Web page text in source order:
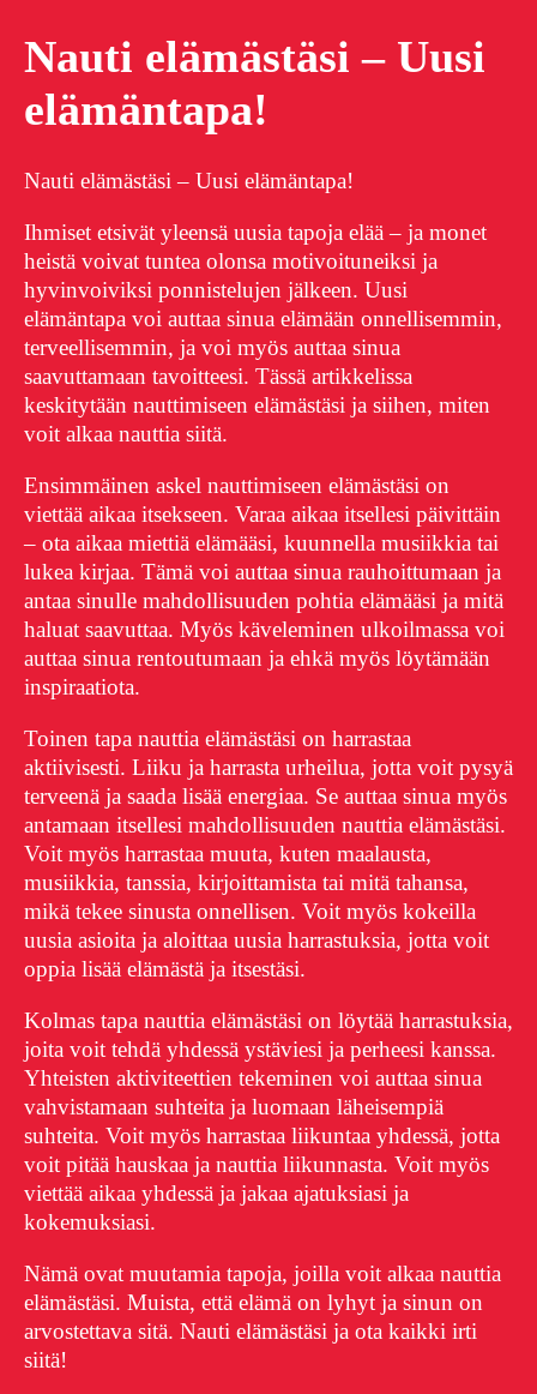
Nauti elämästäsi – Uusi
elämäntapa!
Nauti elämästäsi – Uusi elämäntapa!
Ihmiset etsivät yleensä uusia tapoja elää – ja monet
heistä voivat tuntea olonsa motivoituneiksi ja
hyvinvoiviksi ponnistelujen jälkeen. Uusi
elämäntapa voi auttaa sinua elämään onnellisemmin,
terveellisemmin, ja voi myös auttaa sinua
saavuttamaan tavoitteesi. Tässä artikkelissa
keskitytään nauttimiseen elämästäsi ja siihen, miten
voit alkaa nauttia siitä.
Ensimmäinen askel nauttimiseen elämästäsi on
viettää aikaa itsekseen. Varaa aikaa itsellesi päivittäin
– ota aikaa miettiä elämääsi, kuunnella musiikkia tai
lukea kirjaa. Tämä voi auttaa sinua rauhoittumaan ja
antaa sinulle mahdollisuuden pohtia elämääsi ja mitä
haluat saavuttaa. Myös käveleminen ulkoilmassa voi
auttaa sinua rentoutumaan ja ehkä myös löytämään
inspiraatiota.
Toinen tapa nauttia elämästäsi on harrastaa
aktiivisesti. Liiku ja harrasta urheilua, jotta voit pysyä
terveenä ja saada lisää energiaa. Se auttaa sinua myös
antamaan itsellesi mahdollisuuden nauttia elämästäsi.
Voit myös harrastaa muuta, kuten maalausta,
musiikkia, tanssia, kirjoittamista tai mitä tahansa,
mikä tekee sinusta onnellisen. Voit myös kokeilla
uusia asioita ja aloittaa uusia harrastuksia, jotta voit
oppia lisää elämästä ja itsestäsi.
Kolmas tapa nauttia elämästäsi on löytää harrastuksia,
joita voit tehdä yhdessä ystäviesi ja perheesi kanssa.
Yhteisten aktiviteettien tekeminen voi auttaa sinua
vahvistamaan suhteita ja luomaan läheisempiä
suhteita. Voit myös harrastaa liikuntaa yhdessä, jotta
voit pitää hauskaa ja nauttia liikunnasta. Voit myös
viettää aikaa yhdessä ja jakaa ajatuksiasi ja
kokemuksiasi.
Nämä ovat muutamia tapoja, joilla voit alkaa nauttia
elämästäsi. Muista, että elämä on lyhyt ja sinun on
arvostettava sitä. Nauti elämästäsi ja ota kaikki irti
siitä!